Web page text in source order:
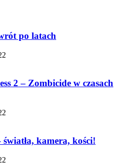
po latach
2 – Zombicide w czasach
kamera, kości!